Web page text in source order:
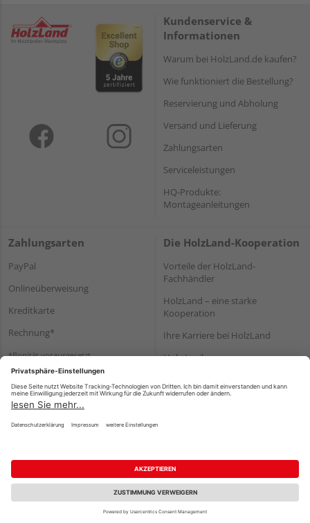
Kundenservice &
Informationen
Warum bei HolzLand.de kaufen?
Wie funktioniert die Bestellung?
Reservierung und Abholung
Versand und Lieferung
Zahlungsarten
Serviceleistungen
HQ-Produkte:
Montageanleitungen
Zahlungsarten
PayPal
Onlineüberweisung
Kreditkarte
Rechnung*
*Bonität vorausgesetzt
Die HolzLand-Kooperation
Vorteile der HolzLand-
Fachhändler
HolzLand – eine starke
Kooperation
Ihre Karriere bei HolzLand
Holz-Lexikon
Impressum Datenschutz
Nutzungsbedingungen
Barrierefreiheitserklärung
Vertrag widerrufen